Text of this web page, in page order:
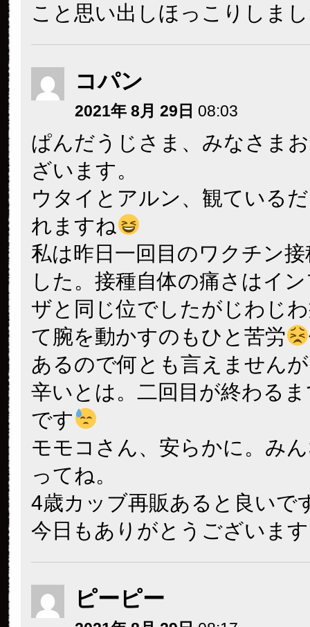
こと思い出しほっこりしま
コパン
2021年 8月 29日 08:03
ぱんだうじさま、みなさま
ざいます。
ウタイとアルン、観ている
れますね
私は昨日一回目のワクチン
した。接種自体の痛さはイ
ザと同じ位でしたがじわじ
て腕を動かすのもひと苦労
あるので何とも言えません
辛いとは。二回目が終わる
です
モモコさん、安らかに。み
ってね。
4歳カッブ再販あると良いで
今日もありがとうございます
ピーピー